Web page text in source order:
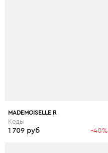
MADEMOISELLE R
Кеды
-40%
1 709 руб